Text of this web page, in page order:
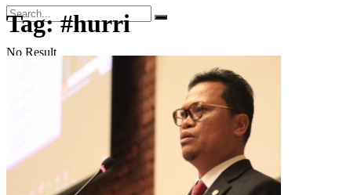
No Result
View All Result
Tag:#hurri